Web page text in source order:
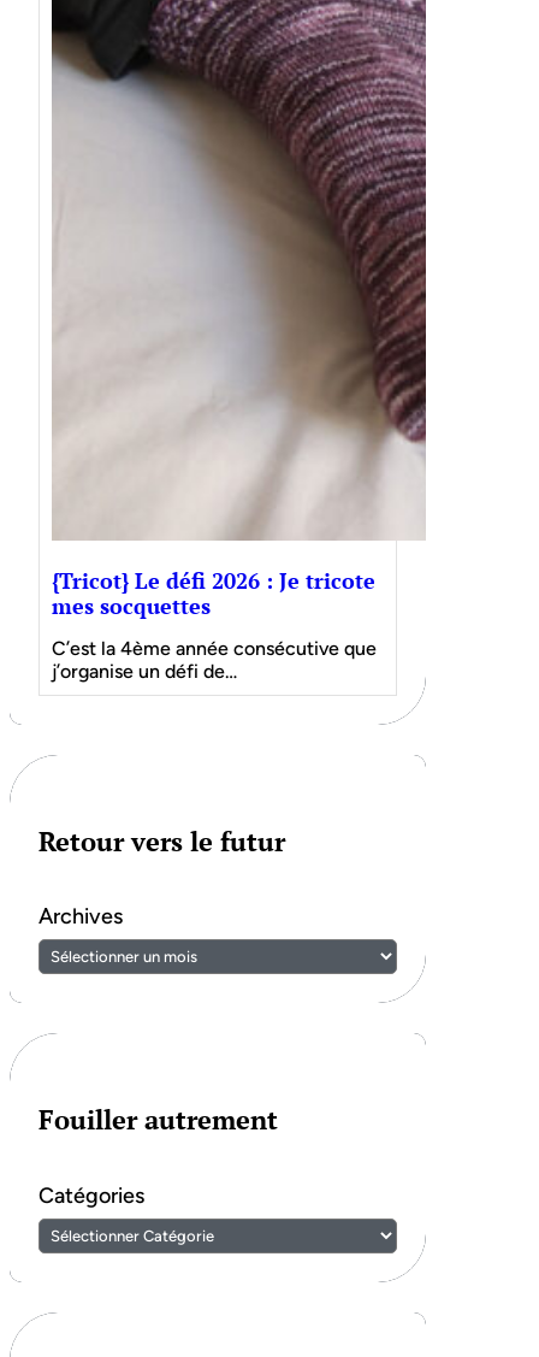
{Tricot} Le défi 2026 : Je tricote
mes socquettes
C’est la 4ème année consécutive que
j’organise un défi de…
Retour vers le futur
Archives
Fouiller autrement
Catégories